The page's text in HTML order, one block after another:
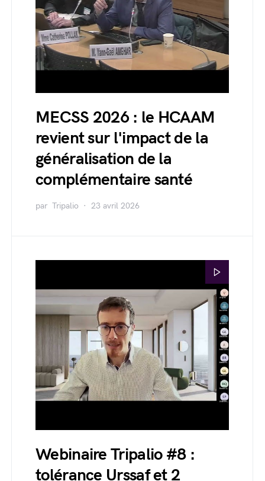
MECSS 2026 : le HCAAM
revient sur l'impact de la
généralisation de la
complémentaire santé
par Tripalio 23 avril 2026
Webinaire Tripalio #8 :
tolérance Urssaf et 2